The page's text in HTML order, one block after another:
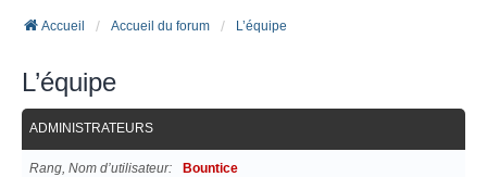
Accueil Accueil du forum L’équipe
L’équipe
ADMINISTRATEURS
Rang, Nom d’utilisateur Bountice